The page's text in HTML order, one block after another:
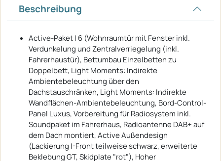
Beschreibung
Active-Paket I 6 (Wohnraumtür mit Fenster inkl.
Verdunkelung und Zentralverriegelung (inkl.
Fahrerhaustür), Bettumbau Einzelbetten zu
Doppelbett, Light Moments: Indirekte
Ambientebeleuchtung über den
Dachstauschränken, Light Moments: Indirekte
Wandflächen-Ambientebeleuchtung, Bord-Control-
Panel Luxus, Vorbereitung für Radiosystem inkl.
Soundpaket im Fahrerhaus, Radioantenne DAB+ auf
dem Dach montiert, Active Außendesign
(Lackierung I-Front teilweise schwarz, erweiterte
Beklebung GT, Skidplate "rot"), Hoher